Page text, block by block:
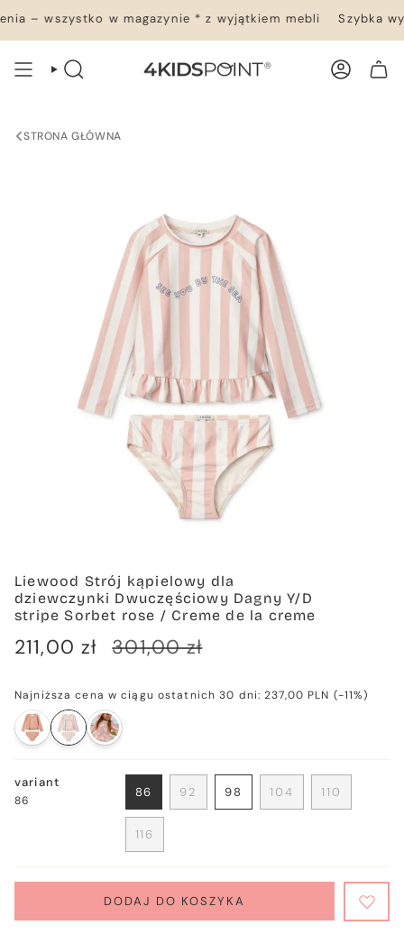
do
treści
– wszystko w magazynie * z wyjątkiem mebli Szybka
WYSZUKIWANIE KONTO
STRONA GŁÓWNA
Liewood Strój kąpielowy dla
dziewczynki Dwuczęściowy Dagny Y/D
stripe Sorbet rose / Creme de la creme
Cena
211,00 zł
Cena
301,00 zł
Najniższa cena w ciągu ostatnich 30 dni:237,00 PLN (-11%)
variant
86
86
WARIANT
WYPRZEDANY
LUB
NIEDOSTĘPNY
92
WARIANT
98
WARIANT
104
WARIANT
110
WARIANT
116
WARIANT
LUB
NIEDOSTĘPNY
DODAJ DO KOSZYKA